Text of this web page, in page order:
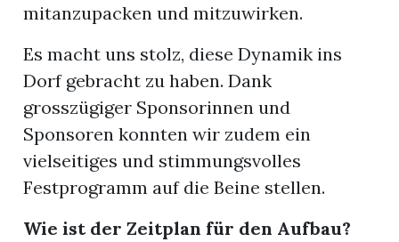
mitanzupacken und mitzuwirken.
Es macht uns stolz, diese Dynamik ins
Dorf gebracht zu haben. Dank
grosszügiger Sponsorinnen und
Sponsoren konnten wir zudem ein
vielseitiges und stimmungsvolles
Festprogramm auf die Beine stellen.
Wie ist der Zeitplan für den Aufbau?